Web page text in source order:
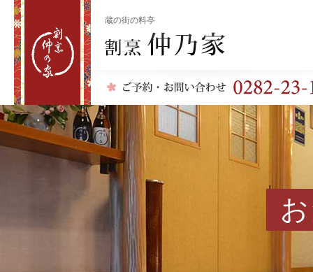
蔵の街の料亭